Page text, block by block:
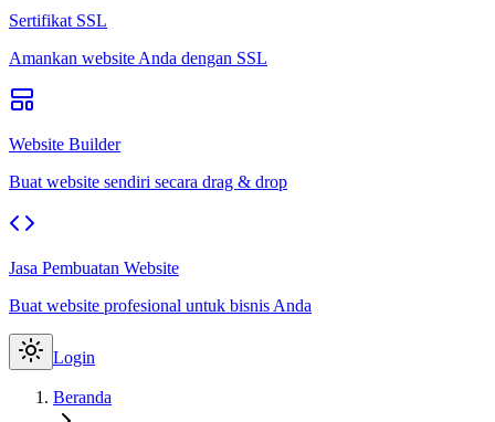
Sertifikat SSL
Amankan website Anda dengan SSL
Website Builder
Buat website sendiri secara drag & drop
Jasa Pembuatan Website
Buat website profesional untuk bisnis Anda
Login
Beranda